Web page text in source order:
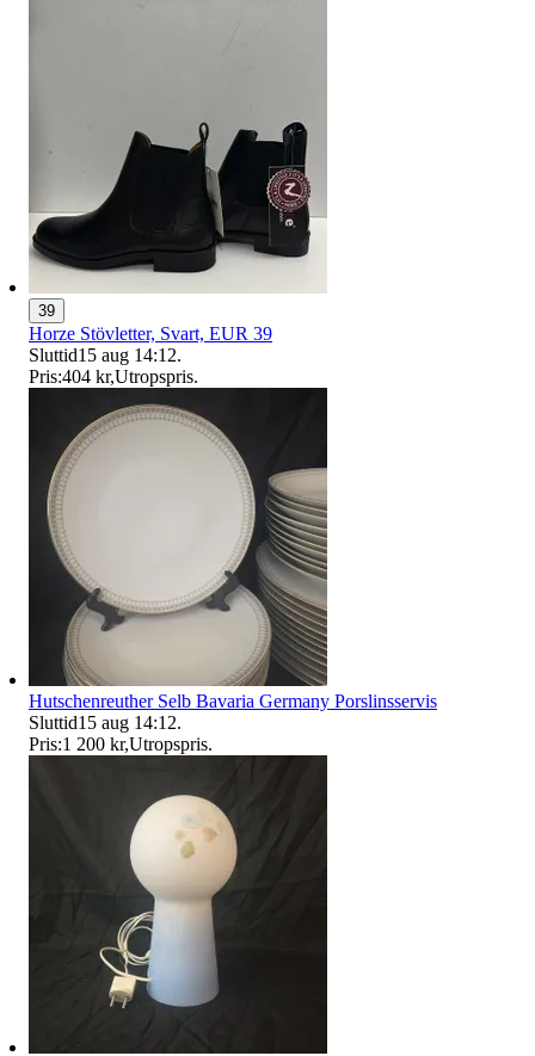
39
Horze Stövletter, Svart, EUR 39
Sluttid15 aug 14:12.
Pris:404 kr,Utropspris.
Hutschenreuther Selb Bavaria Germany Porslinsservis
Sluttid15 aug 14:12.
Pris:1 200 kr,Utropspris.